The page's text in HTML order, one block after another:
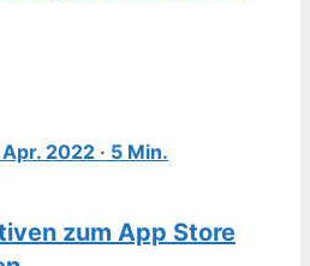
Apr. 2022 · 5 Min.
zum App Store